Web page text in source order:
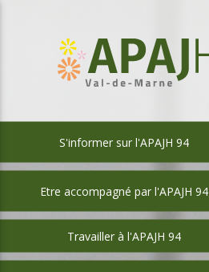
S'informer sur l'APAJH 94
Etre accompagné par l'APAJH 94
Travailler à l'APAJH 94